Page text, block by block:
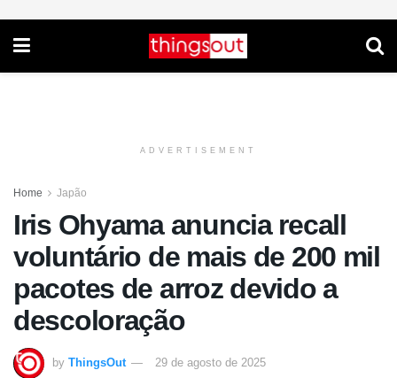
ADVERTISEMENT
Home Japão
Iris Ohyama anuncia recall
voluntário de mais de 200 mil
pacotes de arroz devido a
descoloração
by ThingsOut 29 de agosto de 2025